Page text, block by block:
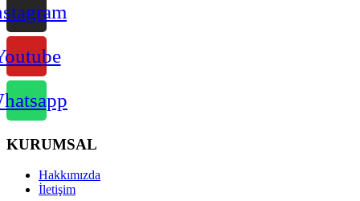
KURUMSAL
Hakkımızda
İletişim